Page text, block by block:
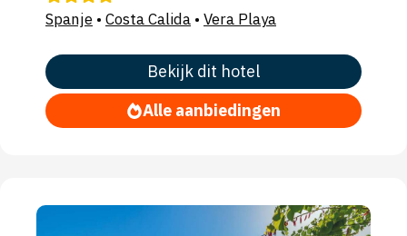
Spanje • Costa Calida • Vera Playa
Bekijk dit hotel
Alle aanbiedingen